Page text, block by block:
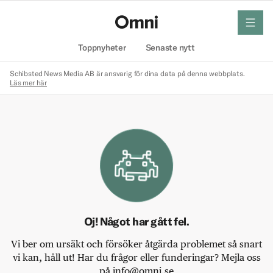
Toppnyheter Senaste nytt
meny
Schibsted News Media AB är ansvarig för dina data på denna webbplats.
Läs mer här
Oj! Något har gått fel.
Vi ber om ursäkt och försöker åtgärda problemet så snart
vi kan, håll ut! Har du frågor eller funderingar? Mejla oss